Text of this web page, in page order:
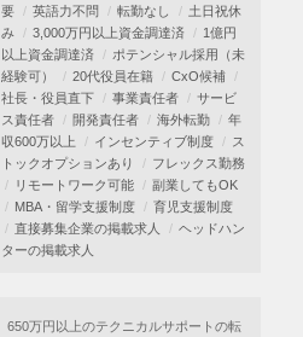
要
英語力不問 転勤なし
土日祝休
み
3,000万円以上資金調達済
1億円
以上資金調達済
ポテンシャル採用（未
経験可）
20代役員在籍
CxO候補
社長・役員直下
事業責任者
サービ
ス責任者
開発責任者 海外転勤
年
収600万以上
インセンティブ制度
ス
トックオプションあり
フレックス勤務
リモートワーク可能
副業してもOK
MBA・留学支援制度
育児支援制度
直接募集企業の掲載求人
ヘッドハン
ターの掲載求人
650万円以上のテクニカルサポートの転